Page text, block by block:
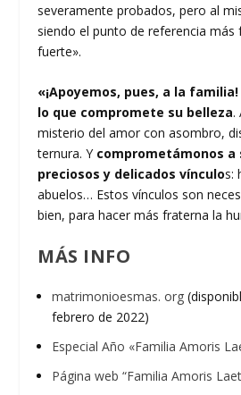
severamente probados, pero al
siendo el punto de referencia
fuerte».
«¡Apoyemos, pues, a la
lo que compromete su belleza.
misterio del amor con asombro,
ternura. Y comprometámonos a
preciosos y delicados vínculos:
abuelos… Estos vínculos son
bien, para hacer más fraterna la
MÁS INFO
matrimonioesmas. org
febrero de 2022)
Especial Año «Familia Amoris
Página web “Familia Amoris